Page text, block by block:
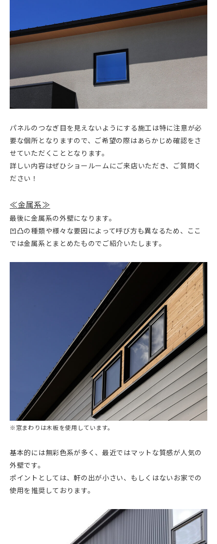
パネルのつなぎ目を見えないようにする施工は特に注意が必
要な個所となりますので、ご希望の際はあらかじめ確認をさ
せていただくこととなります。
詳しい内容はぜひショールームにご来店いただき、ご質問く
ださい！
≪金属系≫
最後に金属系の外壁になります。
凹凸の種類や様々な要因によって呼び方も異なるため、ここ
では金属系とまとめたものでご紹介いたします。
※窓まわりは木板を使用しています。
基本的には無彩色系が多く、最近ではマットな質感が人気の
外壁です。
ポイントとしては、軒の出が小さい、もしくはないお家での
使用を推奨しております。